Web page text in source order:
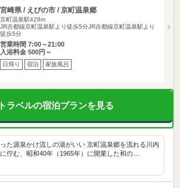
宮崎県 / えびの市 / 京町温泉郷
京町温泉駅428m
JR吉都線京町温泉駅より徒歩5分JR吉都線京町温泉駅より
徒歩5分
営業時間 7:00～21:00
入浴料金 500円～
日帰り 宿泊 家族風呂
ラベルの宿泊プランを見る
た源泉かけ流しの湯がいい 京町温泉郷を流れる川内
佇む、昭和40年（1965年）に開業した和の…